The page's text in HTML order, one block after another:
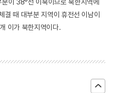
이 38°선 이북이므로 북한지역에
때 대부분 지역이 휴전선 이남이
이가 북한지역이다.